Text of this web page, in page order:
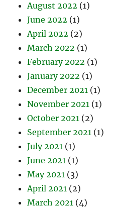
August 2022 (1)
June 2022 (1)
April 2022 (2)
March 2022 (1)
February 2022 (1)
January 2022 (1)
December 2021 (1)
November 2021 (1)
October 2021 (2)
September 2021 (1)
July 2021 (1)
June 2021 (1)
May 2021 (3)
April 2021 (2)
March 2021 (4)